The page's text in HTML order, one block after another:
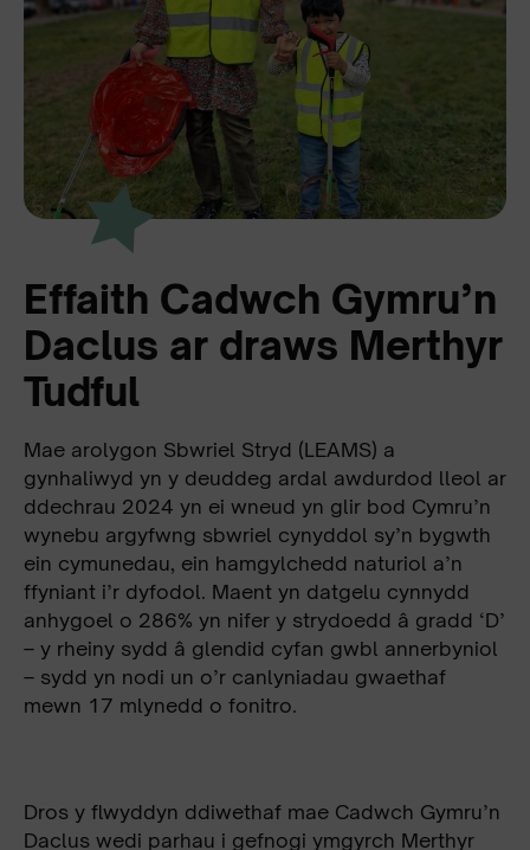
Effaith Cadwch Gymru’n
Daclus ar draws Merthyr
Tudful
Mae arolygon Sbwriel Stryd (LEAMS) a
gynhaliwyd yn y deuddeg ardal awdurdod lleol ar
ddechrau 2024 yn ei wneud yn glir bod Cymru’n
wynebu argyfwng sbwriel cynyddol sy’n bygwth
ein cymunedau, ein hamgylchedd naturiol a’n
ffyniant i’r dyfodol. Maent yn datgelu cynnydd
anhygoel o 286% yn nifer y strydoedd â gradd ‘D’
– y rheiny sydd â glendid cyfan gwbl annerbyniol
– sydd yn nodi un o’r canlyniadau gwaethaf
mewn 17 mlynedd o fonitro.
Dros y flwyddyn ddiwethaf mae Cadwch Gymru’n
Daclus wedi parhau i gefnogi ymgyrch Merthyr